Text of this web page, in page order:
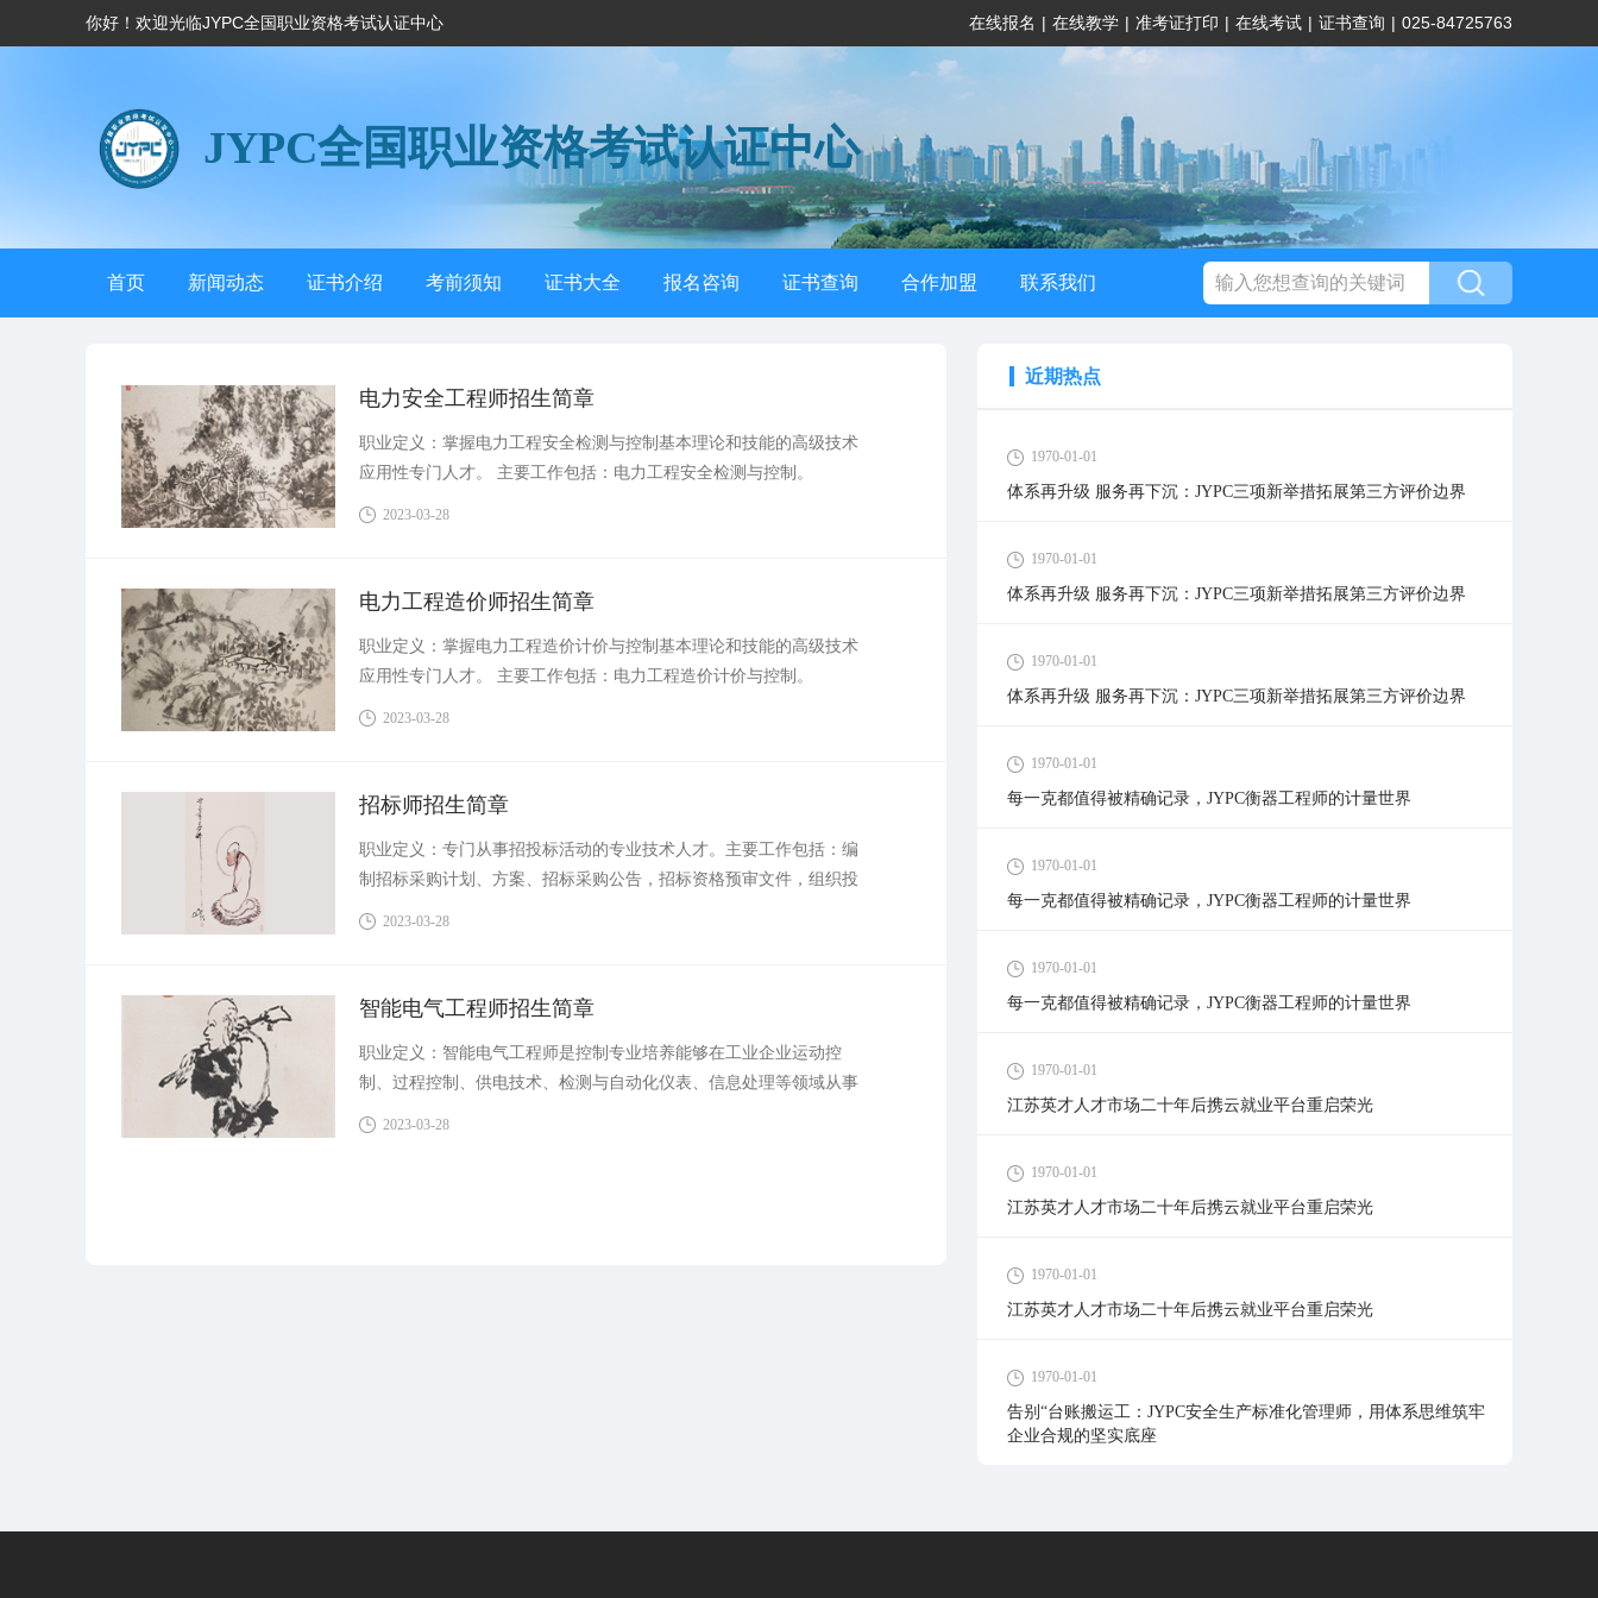
你好！欢迎光临JYPC全国职业资格考试认证中心 在线报名 | 在线教学 | 准考证打印 | 在线考试 | 证书查询 | 025-84725763
JYPC全国职业资格考试认证中心
首页 新闻动态 证书介绍 考前须知 证书大全 报名咨询 证书查询 合作加盟 联系我们
电力安全工程师招生简章
职业定义：掌握电力工程安全检测与控制基本理论和技能的高级技术
应用性专门人才。 主要工作包括：电力工程安全检测与控制。
2023-03-28
电力工程造价师招生简章
职业定义：掌握电力工程造价计价与控制基本理论和技能的高级技术
应用性专门人才。 主要工作包括：电力工程造价计价与控制。
2023-03-28
招标师招生简章
职业定义：专门从事招投标活动的专业技术人才。主要工作包括：编
制招标采购计划、方案、招标采购公告，招标资格预审文件，组织投
2023-03-28
智能电气工程师招生简章
职业定义：智能电气工程师是控制专业培养能够在工业企业运动控
制、过程控制、供电技术、检测与自动化仪表、信息处理等领域从事
2023-03-28
近期热点
1970-01-01
体系再升级 服务再下沉：JYPC三项新举措拓展第三方评价边界
1970-01-01
体系再升级 服务再下沉：JYPC三项新举措拓展第三方评价边界
1970-01-01
体系再升级 服务再下沉：JYPC三项新举措拓展第三方评价边界
1970-01-01
每一克都值得被精确记录，JYPC衡器工程师的计量世界
1970-01-01
每一克都值得被精确记录，JYPC衡器工程师的计量世界
1970-01-01
每一克都值得被精确记录，JYPC衡器工程师的计量世界
1970-01-01
江苏英才人才市场二十年后携云就业平台重启荣光
1970-01-01
江苏英才人才市场二十年后携云就业平台重启荣光
1970-01-01
江苏英才人才市场二十年后携云就业平台重启荣光
1970-01-01
告别“台账搬运工：JYPC安全生产标准化管理师，用体系思维筑牢
企业合规的坚实底座